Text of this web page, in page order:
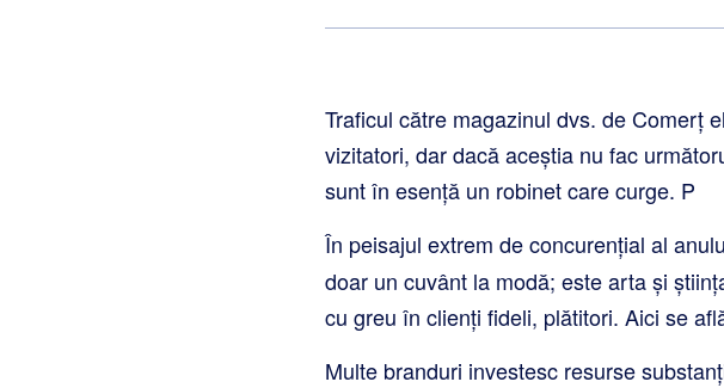
Traficul către magazinul dvs. de Comerț
vizitatori, dar dacă aceștia nu fac
sunt în esență un robinet care curge. P
În peisajul extrem de concurențial al
doar un cuvânt la modă; este arta și
cu greu în clienți fideli, plătitori. Aici se
Multe branduri investesc resurse